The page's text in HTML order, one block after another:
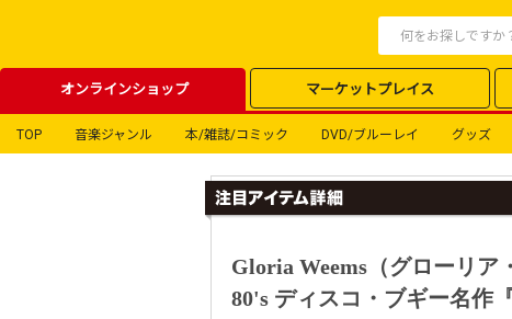
オンラインショップ マーケットプレイス
TOP 音楽ジャンル 本/雑誌/コミック DVD/ブルーレイ グッズ
Gloria Weems（グローリア
80's ディスコ・ブギー名作